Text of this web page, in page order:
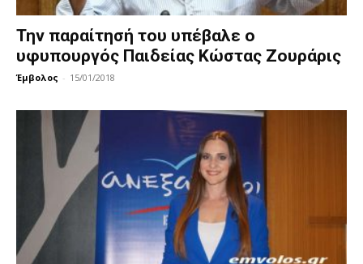
Την παραίτησή του υπέβαλε ο
υφυπουργός Παιδείας Κώστας Ζουράρις
Έμβολος - 15/01/2018